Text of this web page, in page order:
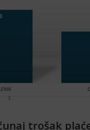
trošak